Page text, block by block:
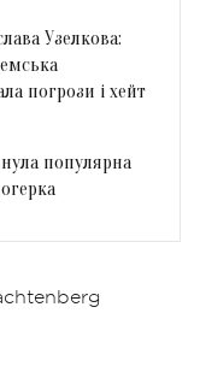
Узелкова:
погрози і хейт
популярна